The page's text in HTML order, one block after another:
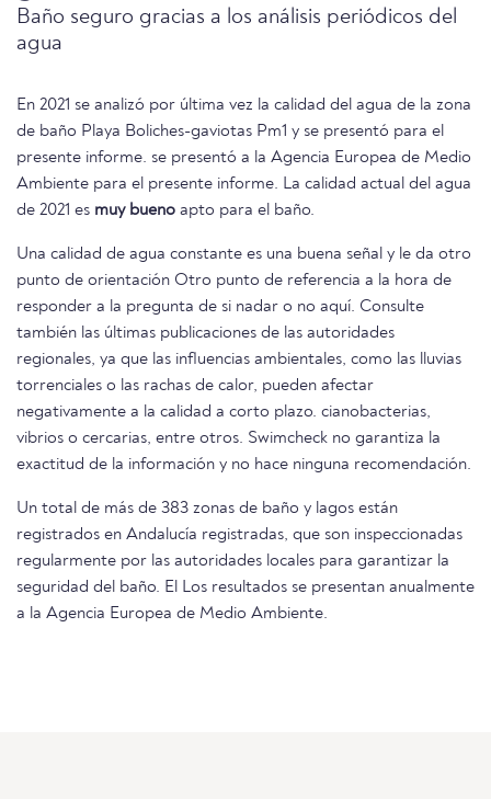
Baño seguro gracias a los análisis periódicos del
agua
En 2021 se analizó por última vez la calidad del agua de la zona
de baño Playa Boliches-gaviotas Pm1 y se presentó para el
presente informe. se presentó a la Agencia Europea de Medio
Ambiente para el presente informe. La calidad actual del agua
de 2021 es muy bueno apto para el baño.
Una calidad de agua constante es una buena señal y le da otro
punto de orientación Otro punto de referencia a la hora de
responder a la pregunta de si nadar o no aquí. Consulte
también las últimas publicaciones de las autoridades
regionales, ya que las influencias ambientales, como las lluvias
torrenciales o las rachas de calor, pueden afectar
negativamente a la calidad a corto plazo. cianobacterias,
vibrios o cercarias, entre otros. Swimcheck no garantiza la
exactitud de la información y no hace ninguna recomendación.
Un total de más de 383 zonas de baño y lagos están
registrados en Andalucía registradas, que son inspeccionadas
regularmente por las autoridades locales para garantizar la
seguridad del baño. El Los resultados se presentan anualmente
a la Agencia Europea de Medio Ambiente.